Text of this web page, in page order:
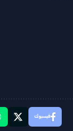
فيسبوك